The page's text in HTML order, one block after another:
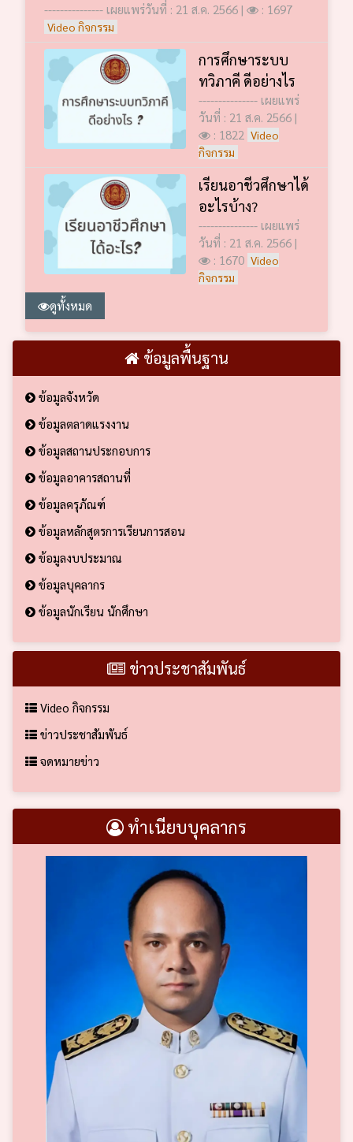
--------------- เผยแพร่วันที่ : 21 ส.ค. 2566 | : 1697
Video กิจกรรม
การศึกษาระบบ
ทวิภาคี ดีอย่างไร
--------------- เผยแพร่
วันที่ : 21 ส.ค. 2566 |
: 1822 Video
กิจกรรม
เรียนอาชีวศึกษาได้
อะไรบ้าง?
--------------- เผยแพร่
วันที่ : 21 ส.ค. 2566 |
: 1670 Video
กิจกรรม
ดูทั้งหมด
ข้อมูลพื้นฐาน
ข้อมูลจังหวัด
ข้อมูลตลาดแรงงาน
ข้อมูลสถานประกอบการ
ข้อมูลอาคารสถานที่
ข้อมูลครุภัณฑ์
ข้อมูลหลักสูตรการเรียนการสอน
ข้อมูลงบประมาณ
ข้อมูลบุคลากร
ข้อมูลนักเรียน นักศึกษา
ข่าวประชาสัมพันธ์
Video กิจกรรม
ข่าวประชาสัมพันธ์
จดหมายข่าว
ทำเนียบบุคลากร